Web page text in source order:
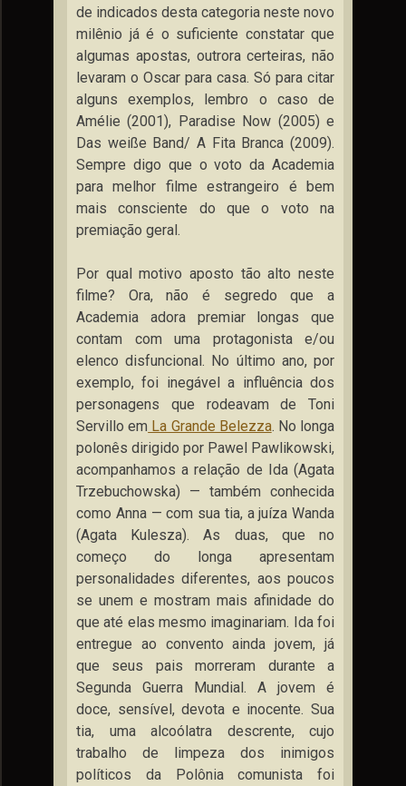
de indicados desta categoria neste novo
milênio já é o suficiente constatar que
algumas apostas, outrora certeiras, não
levaram o Oscar para casa. Só para citar
alguns exemplos, lembro o caso de
Amélie (2001), Paradise Now (2005) e
Das weiße Band/ A Fita Branca (2009).
Sempre digo que o voto da Academia
para melhor filme estrangeiro é bem
mais consciente do que o voto na
premiação geral.
Por qual motivo aposto tão alto neste
filme? Ora, não é segredo que a
Academia adora premiar longas que
contam com uma protagonista e/ou
elenco disfuncional. No último ano, por
exemplo, foi inegável a influência dos
personagens que rodeavam de Toni
Servillo em La Grande Belezza. No longa
polonês dirigido por Pawel Pawlikowski,
acompanhamos a relação de Ida (Agata
Trzebuchowska) — também conhecida
como Anna — com sua tia, a juíza Wanda
(Agata Kulesza). As duas, que no
começo do longa apresentam
personalidades diferentes, aos poucos
se unem e mostram mais afinidade do
que até elas mesmo imaginariam. Ida foi
entregue ao convento ainda jovem, já
que seus pais morreram durante a
Segunda Guerra Mundial. A jovem é
doce, sensível, devota e inocente. Sua
tia, uma alcoólatra descrente, cujo
trabalho de limpeza dos inimigos
políticos da Polônia comunista foi